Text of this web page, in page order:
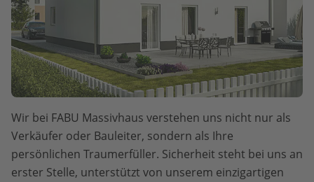
Wir bei FABU Massivhaus verstehen uns nicht nur als
Verkäufer oder Bauleiter, sondern als Ihre
persönlichen Traumerfüller. Sicherheit steht bei uns an
erster Stelle, unterstützt von unserem einzigartigen